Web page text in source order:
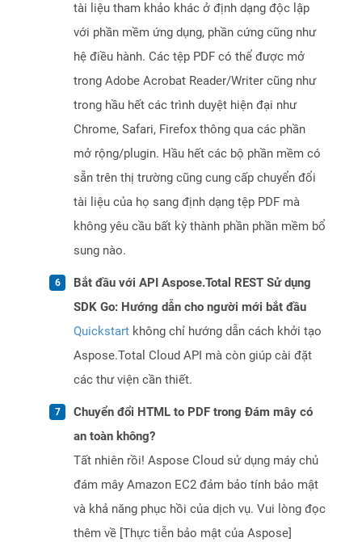
tài liệu tham khảo khác ở định dạng độc lập
với phần mềm ứng dụng, phần cứng cũng như
hệ điều hành. Các tệp PDF có thể được mở
trong Adobe Acrobat Reader/Writer cũng như
trong hầu hết các trình duyệt hiện đại như
Chrome, Safari, Firefox thông qua các phần
mở rộng/plugin. Hầu hết các bộ phần mềm có
sẵn trên thị trường cũng cung cấp chuyển đổi
tài liệu của họ sang định dạng tệp PDF mà
không yêu cầu bất kỳ thành phần phần mềm bổ
sung nào.
Bắt đầu với API Aspose.Total REST Sử dụng
SDK Go: Hướng dẫn cho người mới bắt đầu
Quickstart không chỉ hướng dẫn cách khởi tạo
Aspose.Total Cloud API mà còn giúp cài đặt
các thư viện cần thiết.
Chuyển đổi HTML to PDF trong Đám mây có
an toàn không?
Tất nhiên rồi! Aspose Cloud sử dụng máy chủ
đám mây Amazon EC2 đảm bảo tính bảo mật
và khả năng phục hồi của dịch vụ. Vui lòng đọc
thêm về [Thực tiễn bảo mật của Aspose]